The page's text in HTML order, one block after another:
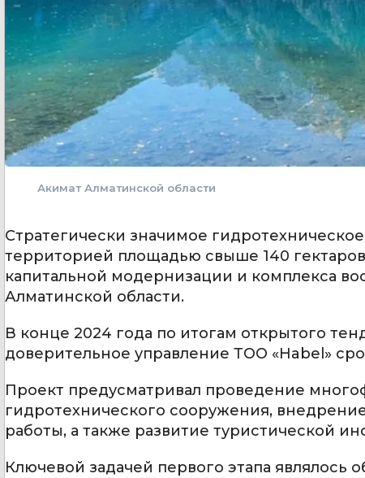
Акимат Алматинской области
Стратегически значимое
территорией площадью свыше 140
капитальной модернизации и комплекса
Алматинской области.
В конце 2024 года по итогам открытого
доверительное управление ТОО «Habel»
Проект предусматривал проведение
гидротехнического сооружения,
работы, а также развитие туристической
Ключевой задачей первого этапа являлось